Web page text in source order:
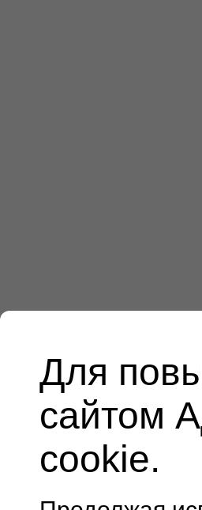
Для
сайтом
cookie.